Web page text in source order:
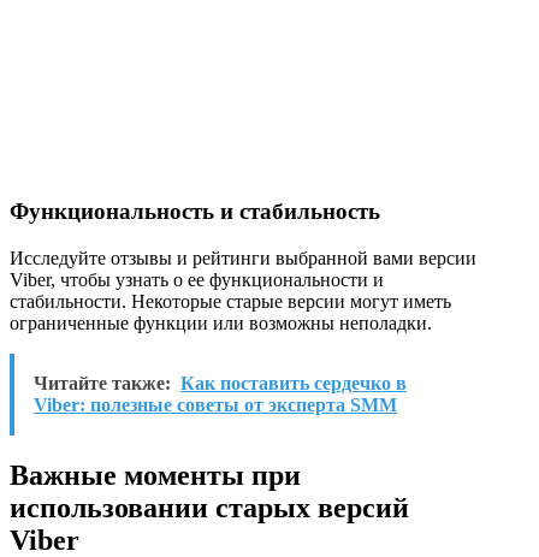
Функциональность и стабильность
Исследуйте отзывы и рейтинги выбранной вами версии
Viber, чтобы узнать о ее функциональности и
стабильности. Некоторые старые версии могут иметь
ограниченные функции или возможны неполадки.
Читайте также: Как поставить сердечко в
Viber: полезные советы от эксперта SMM
Важные моменты при
использовании старых версий
Viber